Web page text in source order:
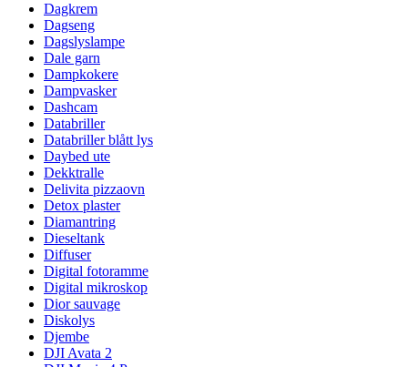
Dagkrem
Dagseng
Dagslyslampe
Dale garn
Dampkokere
Dampvasker
Dashcam
Databriller
Databriller blått lys
Daybed ute
Dekktralle
Delivita pizzaovn
Detox plaster
Diamantring
Dieseltank
Diffuser
Digital fotoramme
Digital mikroskop
Dior sauvage
Diskolys
Djembe
DJI Avata 2